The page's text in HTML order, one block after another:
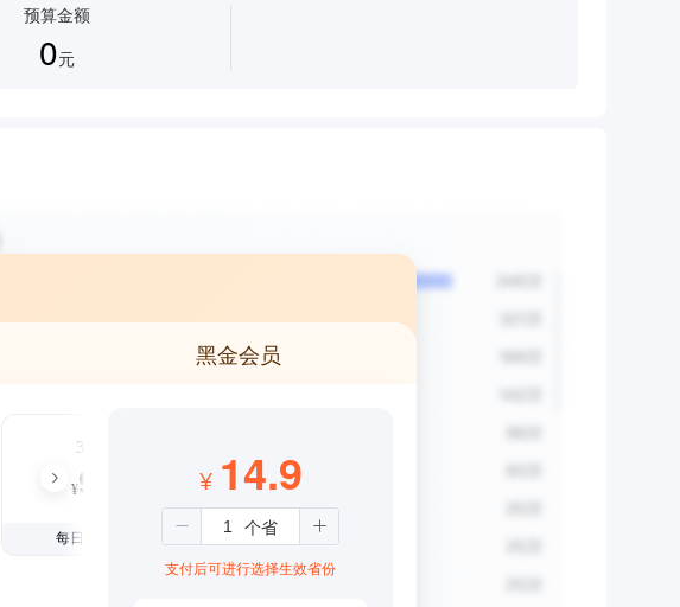
预算金额
0元
黑金会员
3个月
¥99
每日仅1.08元
¥ 14.9
支付后可进行选择生效省份